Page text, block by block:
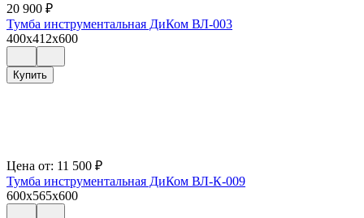
20 900 ₽
Тумба инструментальная ДиКом ВЛ-003
400x412x600
Купить
Цена от: 11 500 ₽
Тумба инструментальная ДиКом ВЛ-К-009
600x565x600